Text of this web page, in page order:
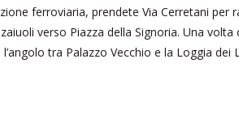
ferroviaria, prendete Via Cerretani per
verso Piazza della Signoria. Una
tra Palazzo Vecchio e la Loggia dei